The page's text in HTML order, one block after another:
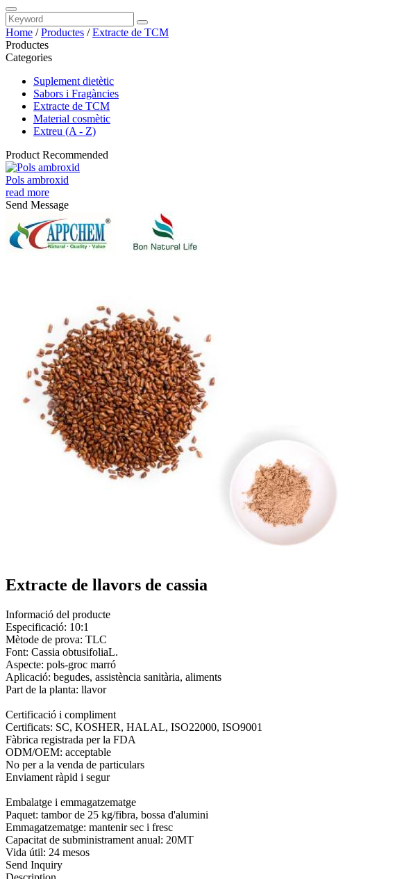
Home /Productes /Extracte de TCM
Productes
Categories
Suplement dietètic
Sabors i Fragàncies
Extracte de TCM
Material cosmètic
Extreu (A - Z)
Product Recommended
Pols ambroxid
read more
Send Message
Extracte de llavors de cassia
Informació del producte
Especificació: 10:1
Mètode de prova: TLC
Font: Cassia obtusifoliaL.
Aspecte: pols-groc marró
Aplicació: begudes, assistència sanitària, aliments
Part de la planta: llavor
Certificació i compliment
Certificats: SC, KOSHER, HALAL, ISO22000, ISO9001
Fàbrica registrada per la FDA
ODM/OEM: acceptable
No per a la venda de particulars
Enviament ràpid i segur
Embalatge i emmagatzematge
Paquet: tambor de 25 kg/fibra, bossa d'alumini
Emmagatzematge: mantenir sec i fresc
Capacitat de subministrament anual: 20MT
Vida útil: 24 mesos
Send Inquiry